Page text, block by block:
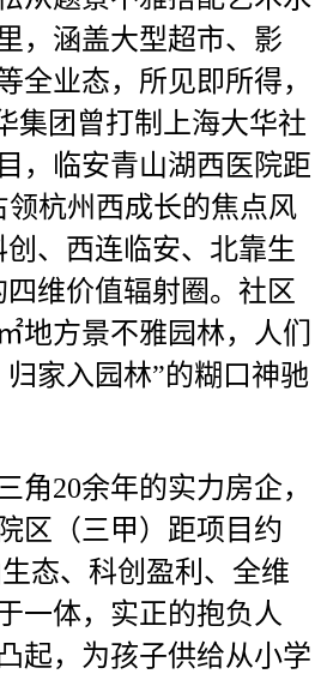
，涵盖大型超市、影
全业态，所见即所得，
集团曾打制上海大华社
，临安青山湖西医院距
领杭州西成长的焦点风
创、西连临安、北靠生
维价值辐射圈。社区
地方景不雅园林，人们
家入园林”的糊口神驰
20余年的实力房企，
区（三甲）距项目约
态、科创盈利、全维
一体，实正的抱负人
起，为孩子供给从小学